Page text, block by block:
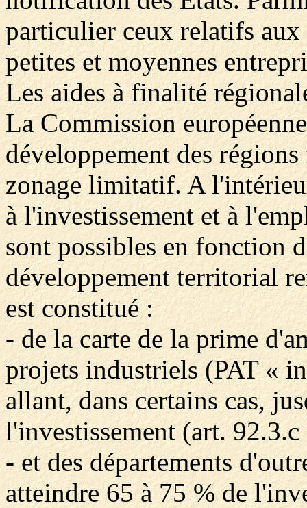
particulier ceux relatifs aux
petites et moyennes
Les aides à finalité
La Commission
développement des
zonage limitatif. A
à l'investissement et à
sont possibles en fonction
développement territorial
est constitué :
- de la carte de la prime
projets industriels (PAT «
allant, dans certains cas,
l'investissement (art.
- et des départements
atteindre 65 à 75 % de